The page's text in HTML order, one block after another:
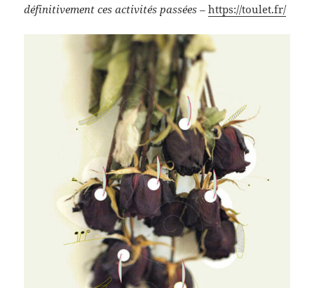
définitivement ces activités passées –https://toulet.fr/